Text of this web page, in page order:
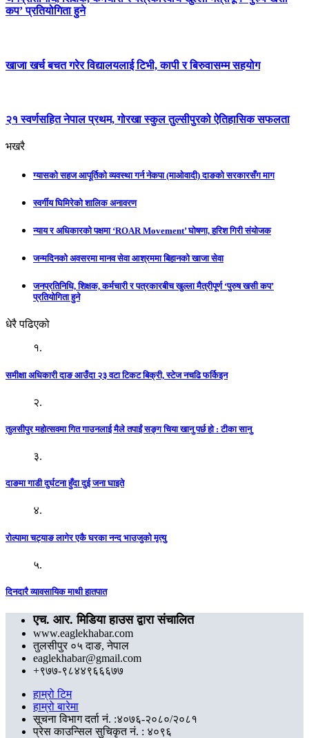
कप’ प्रतियोगिता हुने
खाजा खर्च बचत गरेर विद्यालयलाई टिभी, कापी र बिरुवासम्म सहयोग
२१ स्वर्णसहित नेपाल प्रथम, गोरखा स्कुल तुल्सीपुरको ऐतिहासिक सफलता
भखरै
ग्यासको सहज आपूर्तिको व्यवस्था गर्न नेकपा (माओवादी) दाङको सरकारसँग माग
स्वर्गीय घिमिरेको शालिक अनावरण
न्याय र अधिकारको पक्षमा ‘ROAR Movement’ घोषणा, हरिश गिरी संयोजक
जन्मदिनको अवसरमा मानव सेवा आश्रममा बिहानको खाजा सेवा
जनप्रतिनिधि, शिक्षक, कर्मचारी र पत्रकारबीच खुल्ला मैत्रीपूर्ण ‘पुरुष खसी कप’
प्रतियोगिता हुने
धेरै पढिएको
१.
समीक्षा अधिकारी दाङ आउँदा २३ वटा टिकट बिक्री, स्टेज नचढि फर्किइन
२.
तुलसीपुर महोत्सवमा गित गाउनलाई मैले तपाईं सङ्ग चिया खानु पर्छ हो : टीका सानु
३.
दाङमा गाडी दुर्घटना हुँदा दुई जना घाइते
४.
रोल्पामा चट्याङ लागेर एकै घरका नन्द भाउजुको मृत्यु
५.
दिनदारै व्यावसायिक माथी हातपात
एच. आर. मिडिया हाउस द्वारा संचालित
www.eaglekhabar.com
तुलसीपुर ०५ दाङ, नेपाल
eaglekhabar@gmail.com
+९७७-९८४४९६६६७७
हाम्रो टिम
हाम्रो बारेमा
सूचना विभाग दर्ता नं. :४०७६-२०८०/२०८१
प्रेस काउन्सिल सुचिकृत नं. : ४०९६